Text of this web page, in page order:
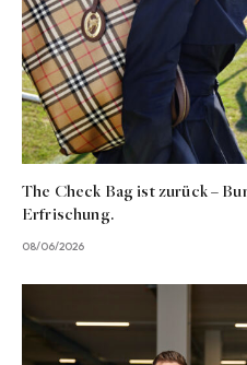
The Check Bag ist zurück –
Erfrischung.
08/06/2026